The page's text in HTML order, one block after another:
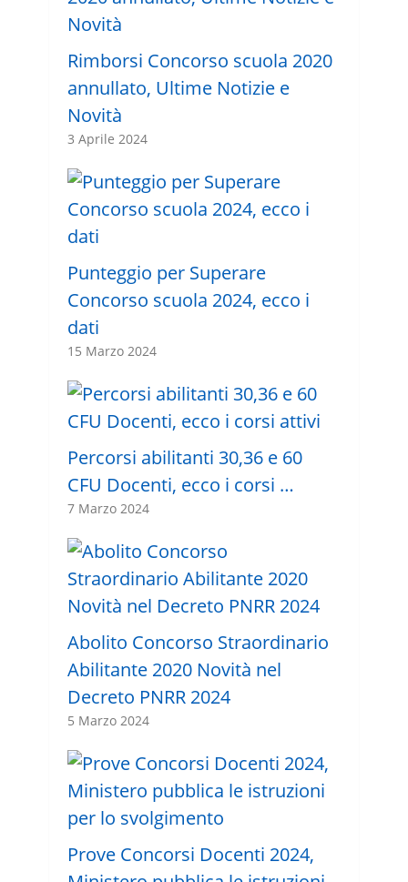
Rimborsi Concorso scuola 2020
annullato, Ultime Notizie e
Novità
3 Aprile 2024
Punteggio per Superare
Concorso scuola 2024, ecco i
dati
15 Marzo 2024
Percorsi abilitanti 30,36 e 60
CFU Docenti, ecco i corsi …
7 Marzo 2024
Abolito Concorso Straordinario
Abilitante 2020 Novità nel
Decreto PNRR 2024
5 Marzo 2024
Prove Concorsi Docenti 2024,